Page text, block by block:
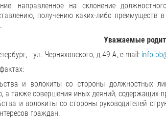
направленное на склонение
получению каких-либо
Уважаемые
ул. Черняховского, д.49 А, e-mail:
и волокиты со стороны должностных
а также совершения иных деяний, содержащих
и волокиты со стороны руководителей
граждан.